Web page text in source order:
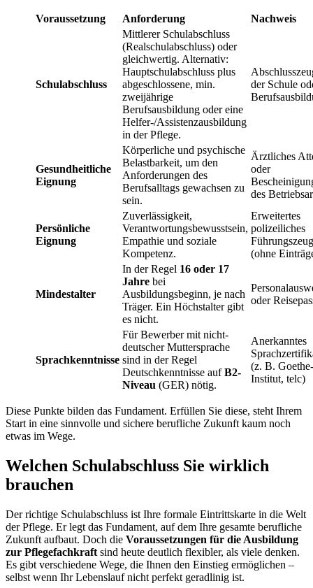
Voraussetzung Anforderung Nachweis
Schulabschluss
Mittlerer Schulabschluss
(Realschulabschluss) oder
gleichwertig. Alternativ:
Hauptschulabschluss plus
abgeschlossene, min.
zweijährige
Berufsausbildung oder eine
Helfer-/Assistenzausbildung
in der Pflege.
der Schule
Gesundheitliche
Eignung
Körperliche und psychische
Belastbarkeit, um den
Anforderungen des
Berufsalltags gewachsen zu
sein.
Ärztliches
oder
des
Persönliche
Eignung
Zuverlässigkeit,
Verantwortungsbewusstsein,
Empathie und soziale
Kompetenz.
Erweitertes
polizeiliches
(ohne
Mindestalter
In der Regel 16 oder 17
Jahre bei
Ausbildungsbeginn, je nach
Träger. Ein Höchstalter gibt
es nicht.
oder
Sprachkenntnisse
Für Bewerber mit nicht-
deutscher Muttersprache
sind in der Regel
Deutschkenntnisse aufB2-
Niveau (GER) nötig.
Anerkanntes
(z. B. Goethe-
Institut, telc)
Diese Punkte bilden das Fundament. Erfüllen Sie diese, steht Ihrem
Start in eine sinnvolle und sichere berufliche Zukunft kaum noch
etwas im Wege.
Welchen Schulabschluss Sie wirklich
brauchen
Der richtige Schulabschluss ist Ihre formale Eintrittskarte in die Welt
der Pflege. Er legt das Fundament, auf dem Ihre gesamte berufliche
Zukunft aufbaut. Doch die Voraussetzungen für die Ausbildung
zur Pflegefachkraft sind heute deutlich flexibler, als viele denken.
Es gibt verschiedene Wege, die Ihnen den Einstieg ermöglichen –
selbst wenn Ihr Lebenslauf nicht perfekt geradlinig ist.